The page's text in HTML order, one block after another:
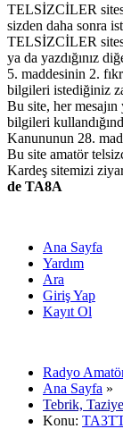
TELSİZCİLER
sizden daha sonra
TELSİZCİLER
ya da yazdığınız
5. maddesinin 2.
bilgileri istediğiniz
Bu site, her
bilgileri
Kanununun 28.
Bu site amatör
Kardeş sitemizi
de TA8A
Ana Sayfa
Yardım
Ara
Giriş Yap
Kayıt Ol
Radyo
Ana Sayfa »
Tebrik,
Konu: